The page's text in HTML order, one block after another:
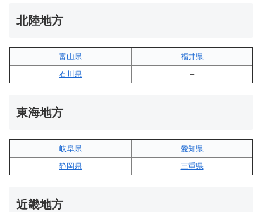
北陸地方
富山県
福井県
石川県
–
東海地方
岐阜県
愛知県
静岡県
三重県
近畿地方